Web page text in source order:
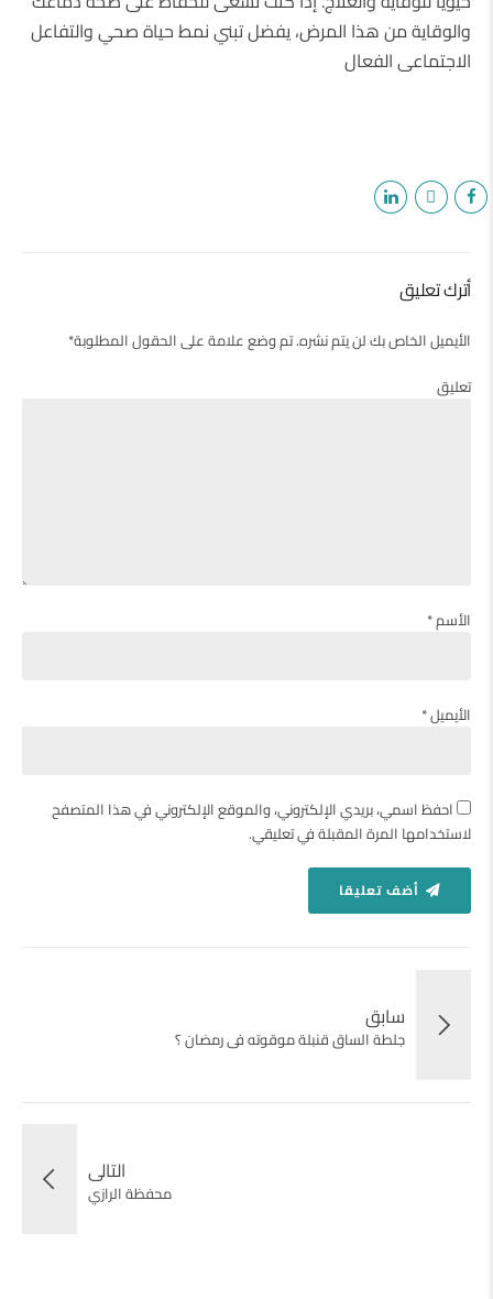
والوقاية من هذا المرض، يفضل تبني نمط حياة صحي والتفاعل
الاجتماعى الفعال
أترك تعليق
الأيميل الخاص بك لن يتم نشره. تم وضع علامة على الحقول المطلوبة*
تعليق
الأسم *
الأيميل *
احفظ اسمي، بريدي الإلكتروني، والموقع الإلكتروني في هذا المتصفح
لاستخدامها المرة المقبلة في تعليقي.
أضف تعليقا
سابق
جلطة الساق قنبلة موقوته فى رمضان ؟
التالى
محفظة الرازي